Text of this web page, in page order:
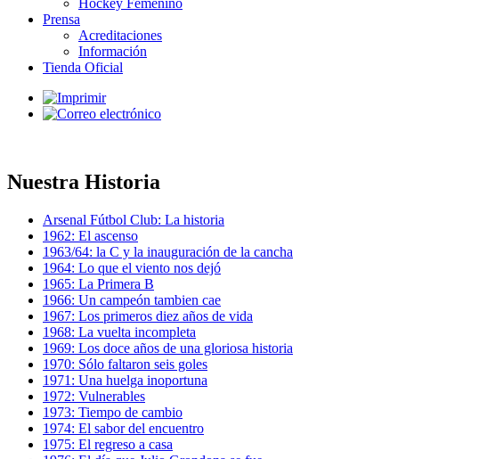
Hockey Femenino
Prensa
Acreditaciones
Información
Tienda Oficial
Nuestra Historia
Arsenal Fútbol Club: La historia
1962: El ascenso
1963/64: la C y la inauguración de la cancha
1964: Lo que el viento nos dejó
1965: La Primera B
1966: Un campeón tambien cae
1967: Los primeros diez años de vida
1968: La vuelta incompleta
1969: Los doce años de una gloriosa historia
1970: Sólo faltaron seis goles
1971: Una huelga inoportuna
1972: Vulnerables
1973: Tiempo de cambio
1974: El sabor del encuentro
1975: El regreso a casa